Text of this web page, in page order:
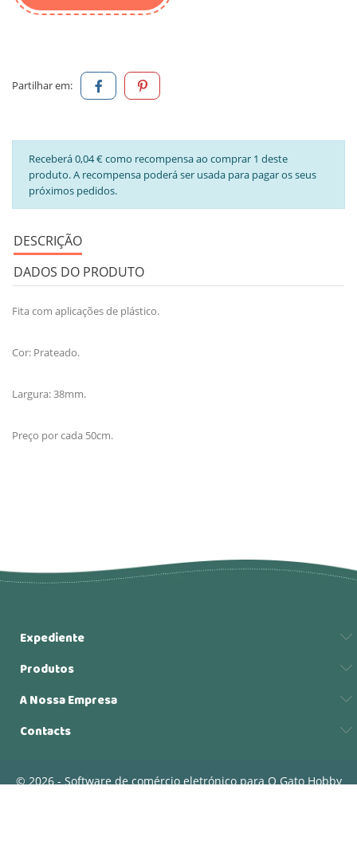
Partilhar em:
Receberá 0,04 € como recompensa ao comprar 1 deste
produto. A recompensa poderá ser usada para pagar os seus
próximos pedidos.
DESCRIÇÃO
DADOS DO PRODUTO
Fita com aplicações de plástico.
Cor: Prateado.
Largura: 38mm.
Preço por cada 50cm.
Expediente
Produtos
A Nossa Empresa
Contacts
© 2026 - Software de comércio eletrónico para O Gato Hobby